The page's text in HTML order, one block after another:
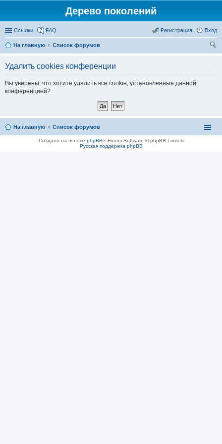
Дерево поколений
Ссылки FAQ Вход
Регистрация
На главную
Список форумов
Удалить cookies конференции
Вы уверены, что хотите удалить все cookie, установленные данной
конференцией?
На главную Список форумов
Создано на основе phpBB® Forum Software © phpBB Limited
Русская поддержка phpBB